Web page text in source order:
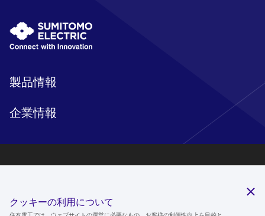
製品情報
企業情報
ニュースルーム
クッキーの利用について